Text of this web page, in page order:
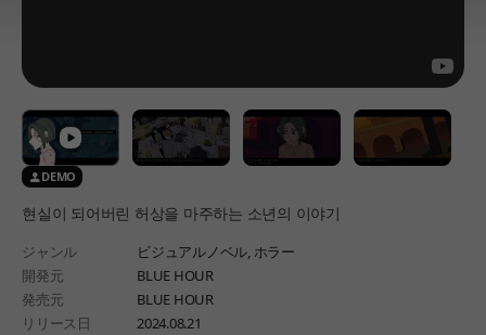
DEMO
현실이 되어버린 허상을 마주하는 소년의 이야기
ジャンル ビジュアルノベル, ホラー
開発元
BLUE HOUR
発売元
BLUE HOUR
リリース日
2024.08.21